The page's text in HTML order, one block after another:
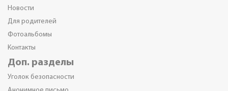
Новости
Для родителей
Фотоальбомы
Контакты
Доп. разделы
Уголок безопасности